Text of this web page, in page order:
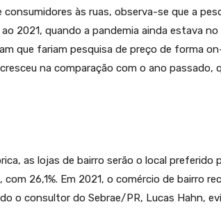
às ruas, observa-se que a
2021, quando a pandemia ainda estava no
que fariam pesquisa de preço de forma
na comparação com o ano passado,
as lojas de bairro serão o local preferido
26,1%. Em 2021, o comércio de bairro
o consultor do Sebrae/PR, Lucas Hahn,